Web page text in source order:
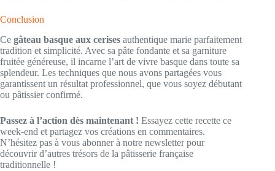
Conclusion
Ce gâteau basque aux cerises authentique marie parfaitement
tradition et simplicité. Avec sa pâte fondante et sa garniture
fruitée généreuse, il incarne l’art de vivre basque dans toute sa
splendeur. Les techniques que nous avons partagées vous
garantissent un résultat professionnel, que vous soyez débutant
ou pâtissier confirmé.
Passez à l’action dès maintenant ! Essayez cette recette ce
week-end et partagez vos créations en commentaires.
N’hésitez pas à vous abonner à notre newsletter pour
découvrir d’autres trésors de la pâtisserie française
traditionnelle !